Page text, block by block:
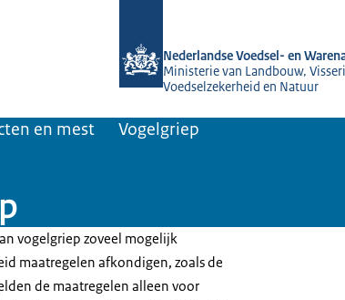
Nederlandse Voedsel- en
Ministerie van Landbouw,
Voedselzekerheid en Natuur
en mest Vogelgriep
vogelgriep zoveel mogelijk
maatregelen afkondigen, zoals de
de maatregelen alleen voor